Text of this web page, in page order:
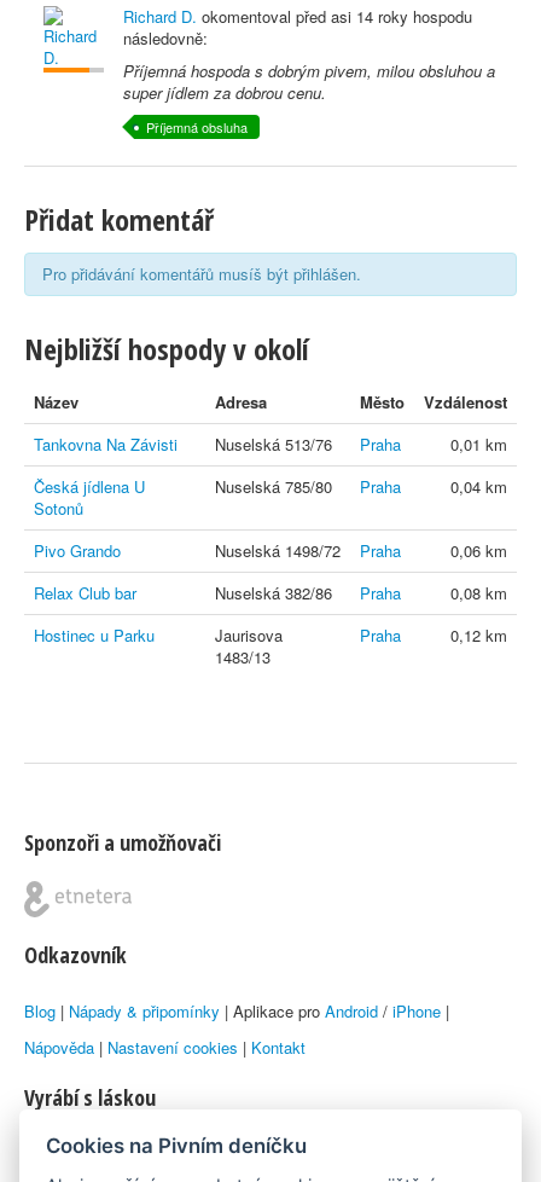
Richard D. okomentoval před asi 14 roky hospodu
následovně:
Příjemná hospoda s dobrým pivem, milou obsluhou a
super jídlem za dobrou cenu.
Příjemná obsluha
Přidat komentář
Pro přidávání komentářů musíš být přihlášen.
Nejbližší hospody v okolí
Název Adresa Město
Vzdálenost
Tankovna Na Závisti
Nuselská 513/76 Praha
0,01 km
Česká jídlena U
Sotonů
Nuselská 785/80 Praha 0,04 km
Pivo Grando Nuselská 1498/72 Praha
0,06 km
Relax Club bar
Nuselská 382/86 Praha
0,08 km
Hostinec u Parku
Jaurisova
1483/13
Praha 0,12 km
Sponzoři a umožňovači
Odkazovník
Blog | Nápady & připomínky | Aplikace pro Android / iPhone |
Nápověda | Nastavení cookies | Kontakt
Vyrábí s láskou
© 2010–2026 byLukáš Zemanaka Emka
Cookies na Pivním deníčku